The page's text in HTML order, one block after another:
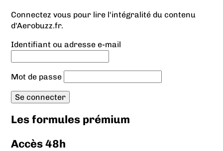
Connectez vous pour lire l'intégralité du contenu
d'Aerobuzz.fr.
Identifiant ou adresse e-mail
Mot de passe
Les formules prémium
Accès 48h